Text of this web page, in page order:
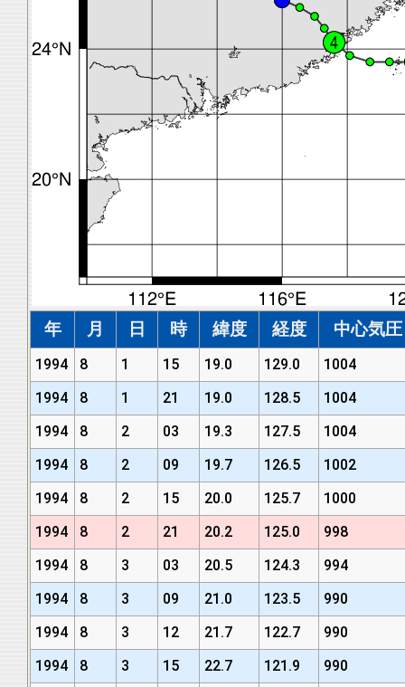
年 月 日 時 緯度 経度 中心気
1994 8 1 15 19.0 129.0
1004
1994
8 1 21 19.0 128.5
1004
1994
8 2 03 19.3 127.5
1004
1994
8 2 09 19.7 126.5
1002
1994
8 2 15 20.0 125.7
1000
1994
8 2 21 20.2 125.0
998
1994
8 3 03 20.5 124.3
994
1994
8 3 09 21.0 123.5
990
1994
8 3 12 21.7 122.7
990
1994
8 3 15 22.7 121.9
990